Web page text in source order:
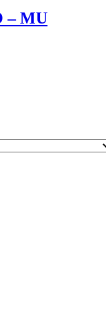
– MU